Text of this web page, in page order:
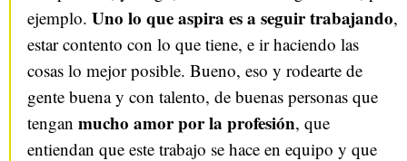
ejemplo. Uno lo que aspira es a seguir trabajando,
estar contento con lo que tiene, e ir haciendo las
cosas lo mejor posible. Bueno, eso y rodearte de
gente buena y con talento, de buenas personas que
tengan mucho amor por la profesión, que
entiendan que este trabajo se hace en equipo y que